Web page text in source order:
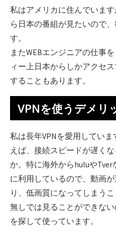
私はアメリカに住んでいます
ら日本の番組が見たいので
す。
またWEBエンジニアの仕事
ィー上日本からしかアクセ
することもあります。
VPNを使うデメリ
私は長年VPNを愛用してい
えば、接続スピードが遅く
か。特に海外からhuluや
に利用しているので、動画
り、低画質になってしまう
無しでは見ることができな
を探して使っています。